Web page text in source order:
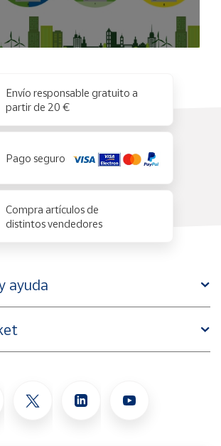
Envío responsable gratuito a
partir de 20 €
Pago seguro
Compra artículos de
distintos vendedores
ayuda